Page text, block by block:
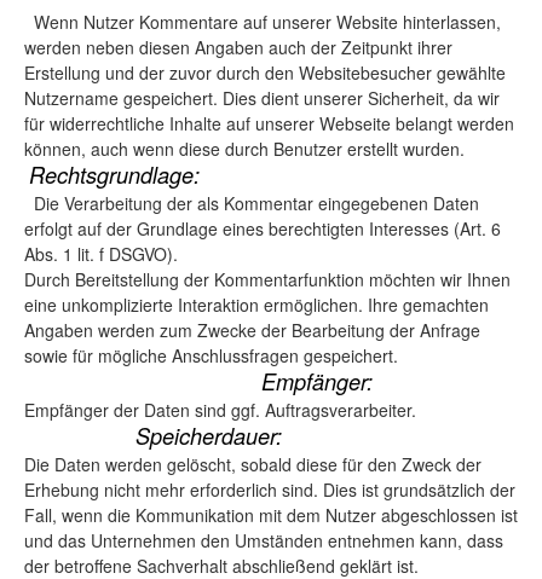
Wenn Nutzer Kommentare auf unserer Website hinterlassen,
werden neben diesen Angaben auch der Zeitpunkt ihrer
Erstellung und der zuvor durch den Websitebesucher gewählte
Nutzername gespeichert. Dies dient unserer Sicherheit, da wir
für widerrechtliche Inhalte auf unserer Webseite belangt werden
können, auch wenn diese durch Benutzer erstellt wurden.
Rechtsgrundlage:
Die Verarbeitung der als Kommentar eingegebenen Daten
erfolgt auf der Grundlage eines berechtigten Interesses (Art. 6
Abs. 1 lit. f DSGVO).
Durch Bereitstellung der Kommentarfunktion möchten wir Ihnen
eine unkomplizierte Interaktion ermöglichen. Ihre gemachten
Angaben werden zum Zwecke der Bearbeitung der Anfrage
sowie für mögliche Anschlussfragen gespeichert.
Empfänger:
Empfänger der Daten sind ggf. Auftragsverarbeiter.
Speicherdauer:
Die Daten werden gelöscht, sobald diese für den Zweck der
Erhebung nicht mehr erforderlich sind. Dies ist grundsätzlich der
Fall, wenn die Kommunikation mit dem Nutzer abgeschlossen ist
und das Unternehmen den Umständen entnehmen kann, dass
der betroffene Sachverhalt abschließend geklärt ist.